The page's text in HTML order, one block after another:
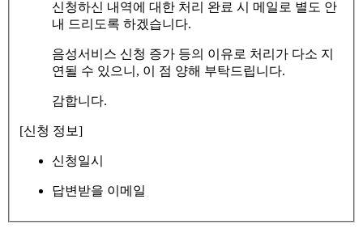
신청하신 내역에 대한 처리 완료 시 메일로 별도 안
내 드리도록 하겠습니다.
음성서비스 신청 증가 등의 이유로 처리가 다소 지
연될 수 있으니, 이 점 양해 부탁드립니다.
감합니다.
[신청 정보]
신청일시
답변받을 이메일